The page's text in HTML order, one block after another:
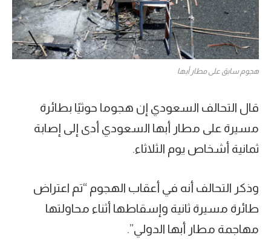
هجوم سابق على مطار أبها
قال التحالف السعودي إن هجوما حوثيًا بطائرة
مسيرة على مطار أبها السعودي أدى إلى إصابة
ثمانية أشخاص يوم الثلاثاء.
وذكر التحالف أنه في أعقاب الهجوم “تم اعتراض
طائرة مسيرة ثانية وإسقاطها أثناء محاولتها
مهاجمة مطار أبها الدولي”.